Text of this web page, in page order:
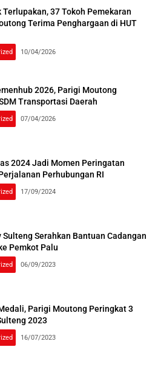
Terlupakan, 37 Tokoh Pemekaran
Terima Penghargaan di HUT
10/04/2026
2026, Parigi Moutong
Transportasi Daerah
07/04/2026
2024 Jadi Momen Peringatan
Perhubungan RI
17/09/2024
Sulteng Serahkan Bantuan Cadangan
Pemkot Palu
06/09/2023
Parigi Moutong Peringkat 3
2023
16/07/2023